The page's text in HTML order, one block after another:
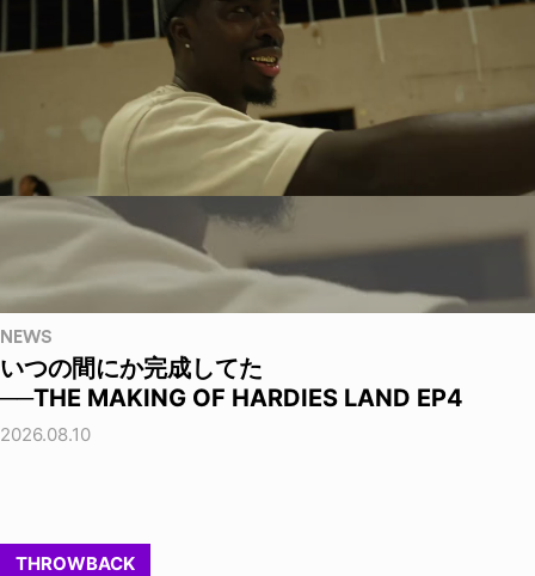
NEWS
いつの間にか完成してた
──THE MAKING OF HARDIES LAND EP4
2026.08.10
THROWBACK